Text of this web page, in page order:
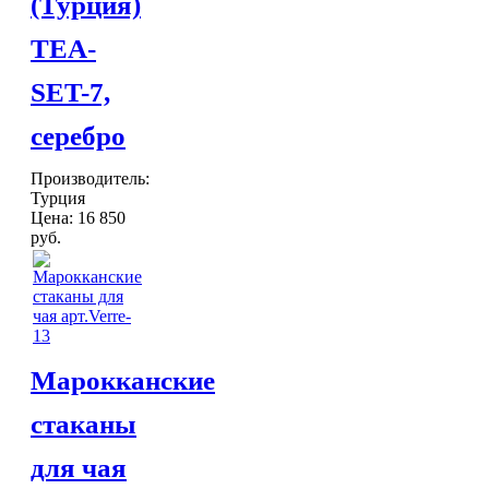
Шкатулки
ПОСУДА
Наборы чайные и кофейные
фруктовницы
КОНТАКТЫ
TEA-
SET-7,
серебро
Производитель:
Турция
Цена: 16 850
руб.
Марокканские
стаканы
для чая